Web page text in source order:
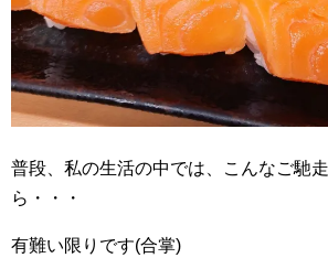
普段、私の生活の中では、こんなご馳
ら・・・
有難い限りです(合掌)